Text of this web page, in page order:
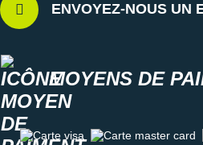
ENVOYEZ-NOUS UN
MOYENS DE
Carte visa Carte master card